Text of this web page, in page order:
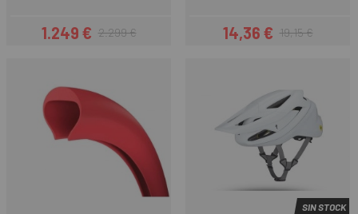
Precio
1.249 €Precio regular
2.299 €
Precio
14,36 €Precio regular
19,15 €
SIN STOCK